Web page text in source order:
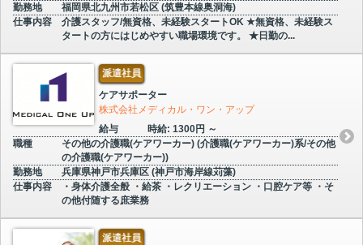
勤務地
福岡県北九州市若松区 (筑豊本線奥洞海)
仕事内容
介護スタッフ/無資格、未経験スタートOK ★無資格、未経験ス
タートの方にはじめやすい職場環境です。 ★日勤の...
派遣社員
ケアサポーター
株式会社メディカル・ワン・アップ
給与
時給: 1300円 ～
職種
その他の介護職(ケアワーカー) (介護職(ケアワーカー)系/その他
の介護職(ケアワーカー))
勤務地
兵庫県神戸市兵庫区 (神戸市海岸線苅藻)
仕事内容
・身体介護全般 ・給茶 ・レクリエーション ・口腔ケア等 ・そ
の他付随する庶業務
派遣社員